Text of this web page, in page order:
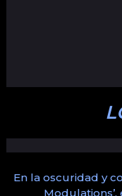
En la oscuridad y